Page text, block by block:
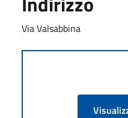
Via Valsabbina